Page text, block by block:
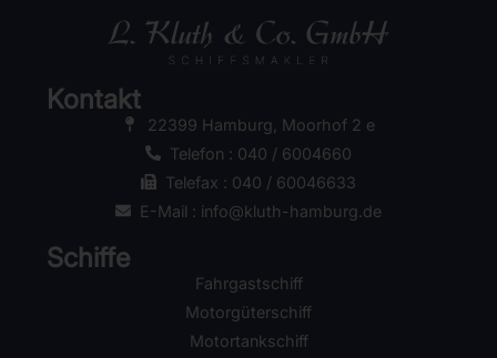
Kontakt
22399 Hamburg, Moorhof 2 e
Telefon : 040 / 6004660
Telefax : 040 / 60046633
E-Mail : info@kluth-hamburg.de
Schiffe
Fahrgastschiff
Motorgüterschiff
Motortankschiff